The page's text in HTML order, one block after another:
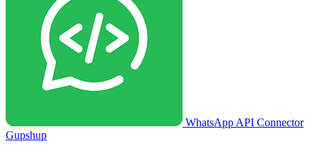
WhatsApp API Connector
Gupshup